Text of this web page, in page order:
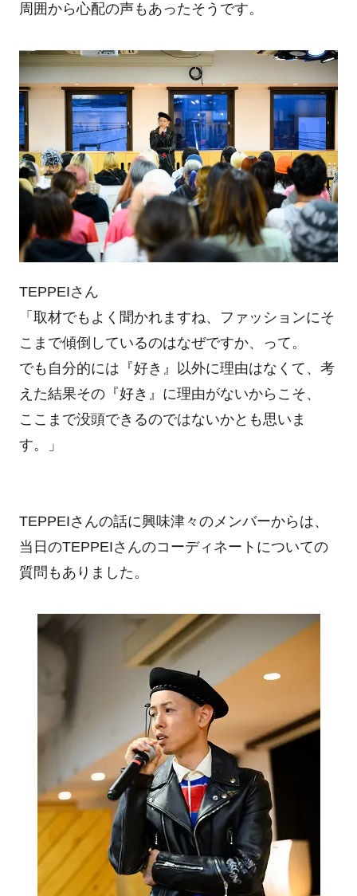
周囲から心配の声もあったそうです。
TEPPEIさん
「取材でもよく聞かれますね、ファッションにそ
こまで傾倒しているのはなぜですか、って。
でも自分的には『好き』以外に理由はなくて、考
えた結果その『好き』に理由がないからこそ、
ここまで没頭できるのではないかとも思いま
す。」
TEPPEIさんの話に興味津々のメンバーからは、
当日のTEPPEIさんのコーディネートについての
質問もありました。